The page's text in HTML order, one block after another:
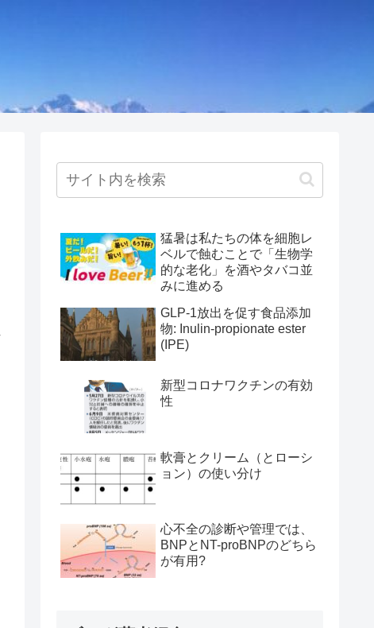
猛暑は私たちの体を細胞レ
ベルで蝕むことで「生物学
的な老化」を酒やタバコ並
みに進める
GLP-1放出を促す食品添加
物: Inulin-propionate ester
(IPE)
新型コロナワクチンの有効
性
軟膏とクリーム（とローシ
ョン）の使い分け
心不全の診断や管理では、
BNPとNT-proBNPのどちら
が有用?